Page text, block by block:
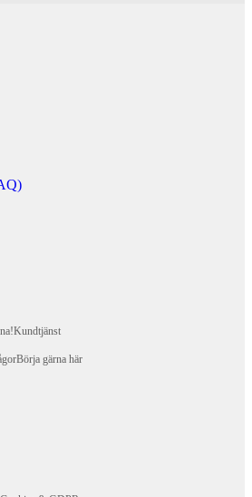
Kundtjänst
Börja gärna här